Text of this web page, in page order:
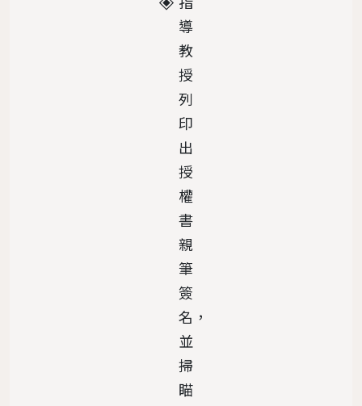
導
教
授
列
印
出
授
權
書
親
筆
簽
名，
並
掃
瞄